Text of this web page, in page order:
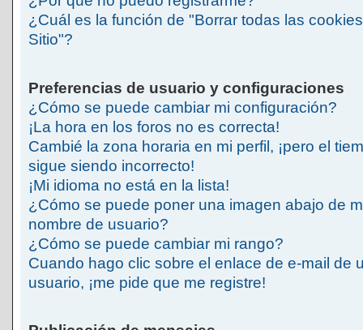
¿Cuál es la función de "Borrar todas las
Sitio"?
Preferencias de usuario y configuraciones
¿Cómo se puede cambiar mi configuración?
¡La hora en los foros no es correcta!
Cambié la zona horaria en mi perfil, ¡pero el
sigue siendo incorrecto!
¡Mi idioma no está en la lista!
¿Cómo se puede poner una imagen abajo de
nombre de usuario?
¿Cómo se puede cambiar mi rango?
Cuando hago clic sobre el enlace de e-mail de
usuario, ¡me pide que me registre!